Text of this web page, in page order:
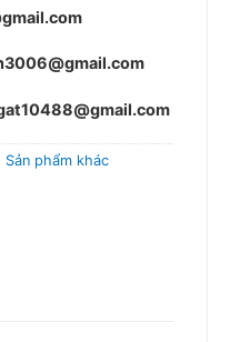
Sản phẩm khác